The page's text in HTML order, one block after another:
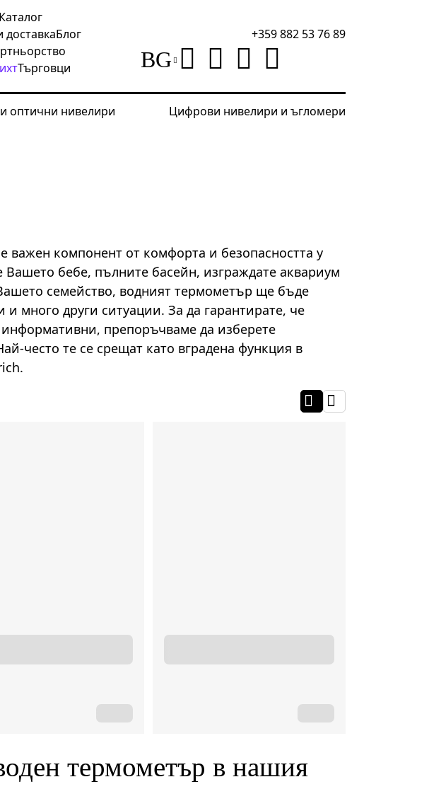
Каталог
Блог
Търговци
+359 882 53 76 89
BG
оптични нивелири
Цифрови нивелири и ъгломери
важен компонент от комфорта и безопасността у
бебе, пълните басейн, изграждате аквариум
семейство, водният термометър ще бъде
много други ситуации. За да гарантирате, че
препоръчваме да изберете
често те се срещат като вградена функция в
термометър в нашия